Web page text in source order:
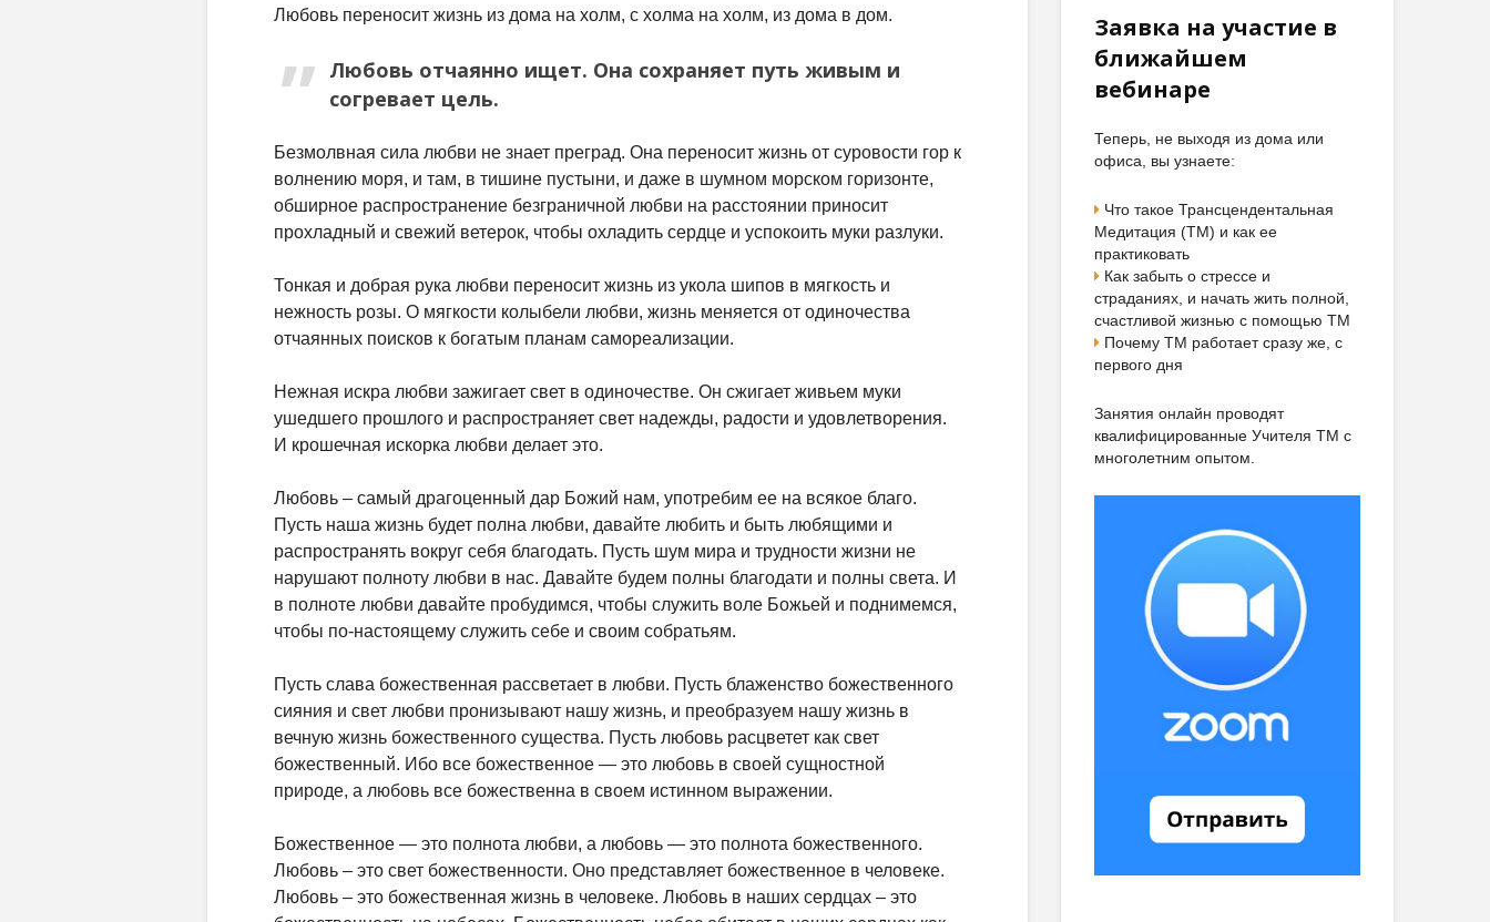
Любовь переносит жизнь из дома на холм, с холма на холм, из дома в дом.
Любовь отчаянно ищет. Она сохраняет путь живым и
согревает цель.
Безмолвная сила любви не знает преград. Она переносит жизнь от суровости гор к
волнению моря, и там, в тишине пустыни, и даже в шумном морском горизонте,
обширное распространение безграничной любви на расстоянии приносит
прохладный и свежий ветерок, чтобы охладить сердце и успокоить муки разлуки.
Тонкая и добрая рука любви переносит жизнь из укола шипов в мягкость и
нежность розы. О мягкости колыбели любви, жизнь меняется от одиночества
отчаянных поисков к богатым планам самореализации.
Нежная искра любви зажигает свет в одиночестве. Он сжигает живьем муки
ушедшего прошлого и распространяет свет надежды, радости и удовлетворения.
И крошечная искорка любви делает это.
Любовь – самый драгоценный дар Божий нам, употребим ее на всякое благо.
Пусть наша жизнь будет полна любви, давайте любить и быть любящими и
распространять вокруг себя благодать. Пусть шум мира и трудности жизни не
нарушают полноту любви в нас. Давайте будем полны благодати и полны света. И
в полноте любви давайте пробудимся, чтобы служить воле Божьей и поднимемся,
чтобы по-настоящему служить себе и своим собратьям.
Пусть слава божественная рассветает в любви. Пусть блаженство божественного
сияния и свет любви пронизывают нашу жизнь, и преобразуем нашу жизнь в
вечную жизнь божественного существа. Пусть любовь расцветет как свет
божественный. Ибо все божественное — это любовь в своей сущностной
природе, а любовь все божественна в своем истинном выражении.
Божественное — это полнота любви, а любовь — это полнота божественного.
Любовь – это свет божественности. Оно представляет божественное в человеке.
Любовь – это божественная жизнь в человеке. Любовь в наших сердцах – это
Заявка на участие в
ближайшем
вебинаре
Теперь, не выходя из дома или
офиса, вы узнаете:
Что такое Трансцендентальная
Медитация (ТМ) и как ее
практиковать
Как забыть о стрессе и
страданиях, и начать жить полной,
счастливой жизнью с помощью ТМ
Почему ТМ работает сразу же, с
первого дня
Занятия онлайн проводят
квалифицированные Учителя ТМ с
многолетним опытом.